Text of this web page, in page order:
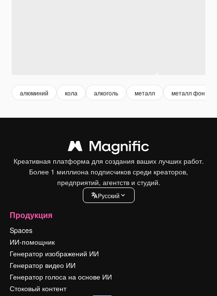
алюминий кола алкоголь металл металл фон
Креативная платформа для создания ваших лучших работ.
Более 1 миллиона подписчиков среди креаторов,
предприятий, агентств и студий.
Pусский
Продукция
Spaces
ИИ-помощник
Генератор изображений ИИ
Генератор видео ИИ
Генератор голоса на основе ИИ
Стоковый контент